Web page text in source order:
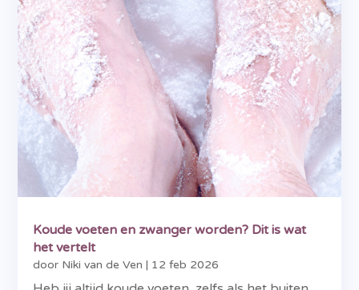
Koude voeten en zwanger worden? Dit is wat
het vertelt
door Niki van de Ven | 12 feb 2026